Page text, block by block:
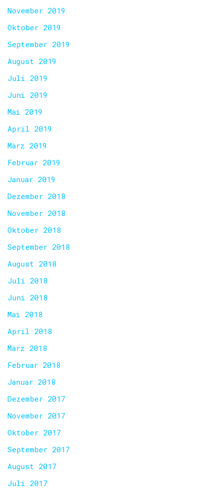
November 2019
Oktober 2019
September 2019
August 2019
Juli 2019
Juni 2019
Mai 2019
April 2019
März 2019
Februar 2019
Januar 2019
Dezember 2018
November 2018
Oktober 2018
September 2018
August 2018
Juli 2018
Juni 2018
Mai 2018
April 2018
März 2018
Februar 2018
Januar 2018
Dezember 2017
November 2017
Oktober 2017
September 2017
August 2017
Juli 2017